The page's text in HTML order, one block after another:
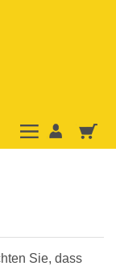
Sie, dass